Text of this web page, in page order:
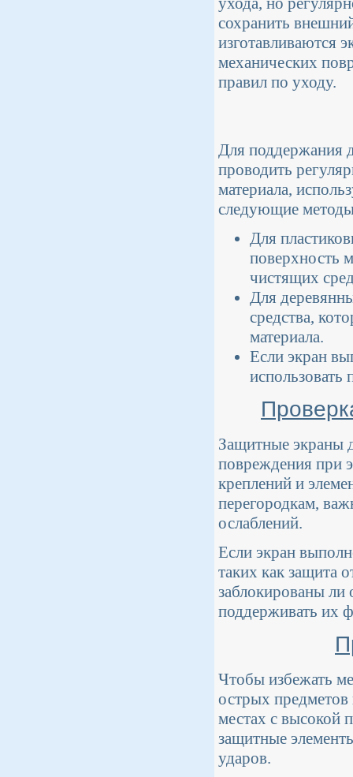
сохранить
изготавливаются
механических
правил по уходу.
Для поддержания
проводить
материала,
следующие
Для
поверхность
чистящих
Для
средства,
материала.
Если экран
использовать
Защитные экраны
повреждения при
креплений и
перегородкам,
ослаблений.
Если экран
таких как защита
заблокированы
поддерживать их
Чтобы избежать
острых предметов
местах с высокой
защитные
ударов.